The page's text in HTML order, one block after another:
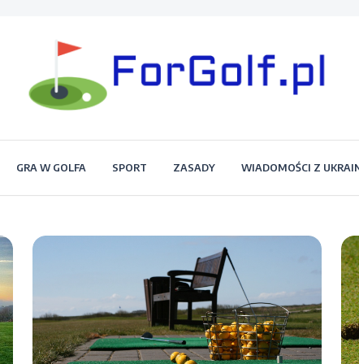
Forgolf.pl
GRA W GOLFA SPORT ZASADY WIADOMOŚCI Z